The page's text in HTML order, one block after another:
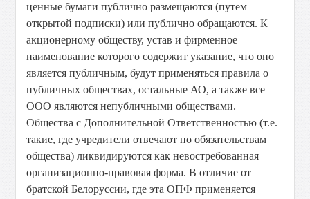
ценные бумаги публично размещаются (путем
открытой подписки) или публично обращаются. К
акционерному обществу, устав и фирменное
наименование которого содержит указание, что оно
является публичным, будут применяться правила о
публичных обществах, остальные АО, а также все
ООО являются непубличными обществами.
Общества с Дополнительной Ответственностью (т.е.
такие, где учредители отвечают по обязательствам
общества) ликвидируются как невостребованная
организационно-правовая форма. В отличие от
братской Белоруссии, где эта ОПФ применяется